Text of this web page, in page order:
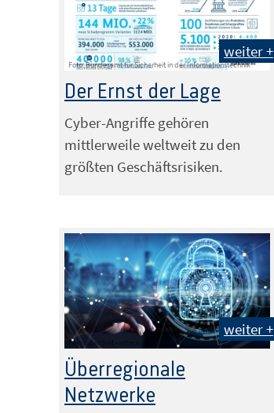
Foto: Bundesamt für Sicherheit in der Informationstechnik
weiter +
Der Ernst der Lage
Cyber-Angriffe gehören
mittlerweile weltweit zu den
größten Geschäftsrisiken.
Foto: sdecoret - sstock.adobe.com
weiter +
Überregionale
Netzwerke